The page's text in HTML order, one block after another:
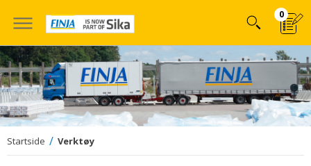
innehÃ¥llet
0
Startside Verktøy